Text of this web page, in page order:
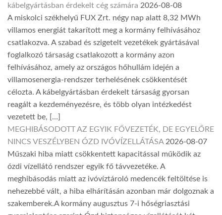
kábelgyártásban érdekelt cég számára 2026-08-08
A miskolci székhelyű FUX Zrt. négy nap alatt 8,32 MWh
villamos energiát takarított meg a kormány felhívásához
csatlakozva. A szabad és szigetelt vezetékek gyártásával
foglalkozó társaság csatlakozott a kormány azon
felhívásához, amely az országos hőhullám idején a
villamosenergia-rendszer terhelésének csökkentését
célozta. A kábelgyártásban érdekelt társaság gyorsan
reagált a kezdeményezésre, és több olyan intézkedést
vezetett be, […]
MEGHIBÁSODOTT AZ EGYIK FŐVEZETÉK, DE EGYELŐRE
NINCS VESZÉLYBEN ÓZD IVÓVÍZELLÁTÁSA 2026-08-07
Műszaki hiba miatt csökkentett kapacitással működik az
ózdi vízellátó rendszer egyik fő távvezetéke. A
meghibásodás miatt az ivóvíztároló medencék feltöltése is
nehezebbé vált, a hiba elhárításán azonban már dolgoznak a
szakemberek.A kormány augusztus 7-i hőségriasztási